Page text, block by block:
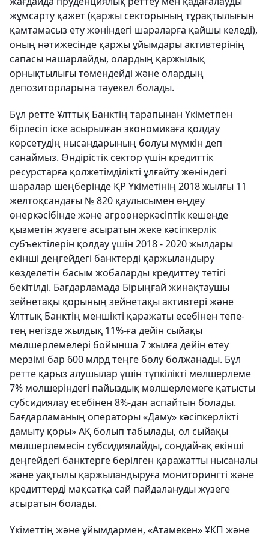
жұмсарту қажет (қаржы секторының тұрақтылығын
қамтамасыз ету жөніндегі шараларға қайшы келеді),
оның нәтижесінде қаржы ұйымдары активтерінің
сапасы нашарлайды, олардың қаржылық
орнықтылығы төмендейді және олардың
депозиторларына тәуекел болады.
Бұл ретте Ұлттық Банктің тарапынан Үкіметпен
бірлесіп іске асырылған экономикаға қолдау
көрсетудің нысандарының болуы мүмкін деп
санаймыз. Өндірістік сектор үшін кредиттік
ресурстарға қолжетімділікті ұлғайту жөніндегі
шаралар шеңберінде ҚР Үкіметінің 2018 жылғы 11
желтоқсандағы № 820 қаулысымен өңдеу
өнеркәсібінде және агроөнеркәсіптік кешенде
қызметін жүзеге асыратын жеке кәсіпкерлік
субъектілерін қолдау үшін 2018 - 2020 жылдары
екінші деңгейдегі банктерді қаржыландыру
көзделетін басым жобаларды кредиттеу тетігі
бекітілді. Бағдарламада Бірыңғай жинақтаушы
зейнетақы қорының зейнетақы активтері және
Ұлттық Банктің меншікті қаражаты есебінен тепе-
тең негізде жылдық 11%-ға дейін сыйақы
мөлшерлемелері бойынша 7 жылға дейін өтеу
мерзімі бар 600 млрд теңге бөлу болжанады. Бұл
ретте қарыз алушылар үшін түпкілікті мөлшерлеме
7% мөлшеріндегі пайыздық мөлшерлемеге қатысты
субсидиялау есебінен 8%-дан аспайтын болады.
Бағдарламаның операторы «Даму» кәсіпкерлікті
дамыту қоры» АҚ болып табылады, ол сыйақы
мөлшерлемесін субсидиялайды, сондай-ақ екінші
деңгейдегі банктерге берілген қаражатты нысаналы
және уақтылы қаржыландыруға мониторингті және
кредиттерді мақсатқа сай пайдалануды жүзеге
асыратын болады.
Үкіметтің және ұйымдармен, «Атамекен» ҰКП және